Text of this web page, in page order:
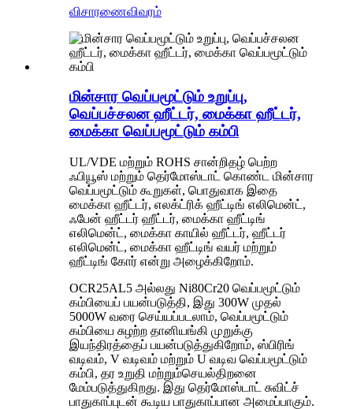
விசாரணைவிவரம்
மின்சார வெப்பமூட்டும் உறுப்பு,
வெப்பச்சலன ஹீட்டர், மைக்கா ஹீட்டர்,
மைக்கா வெப்பமூட்டும் கம்பி
UL/VDE மற்றும் ROHS சான்றிதழ் பெற்ற
ஃபியூஸ் மற்றும் தெர்மோஸ்டாட் கொண்ட மின்சார
வெப்பமூட்டும் கூறுகள், பொதுவாக இதை
மைக்கா ஹீட்டர், எலக்ட்ரிக் ஹீட்டிங் எலிமென்ட்,
ஃபேன் ஹீட்டர் ஹீட்டர், மைக்கா ஹீட்டிங்
எலிமென்ட், மைக்கா காயில் ஹீட்டர், ஹீட்டர்
எலிமென்ட், மைக்கா ஹீட்டிங் வயர் மற்றும்
ஹீட்டிங் கோர் என்று அழைக்கிறோம்.
OCR25AL5 அல்லது Ni80Cr20 வெப்பமூட்டும்
கம்பியைப் பயன்படுத்தி, இது 300W முதல்
5000W வரை செய்யப்படலாம், வெப்பமூட்டும்
கம்பியை சுழற்ற தானியங்கி முறுக்கு
இயந்திரத்தைப் பயன்படுத்துகிறோம், ஸ்பிரிங்
வடிவம், V வடிவம் மற்றும் U வடிவ வெப்பமூட்டும்
கம்பி, தர உறுதி மற்றும்செயல்திறனை
மேம்படுத்துகிறது. இது தெர்மோஸ்டாட் சுவிட்ச்
பாதுகாப்புடன் கூடிய பாதுகாப்பான அமைப்பாகும்.